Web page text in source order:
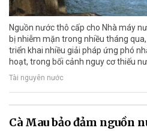
Nguồn nước thô cấp cho Nhà máy
bị nhiễm mặn trong nhiều tháng
triển khai nhiều giải pháp ứng phó
hoạt, trong bối cảnh nguy cơ thiếu
Tài nguyên nước
Cà Mau bảo đảm nguồn